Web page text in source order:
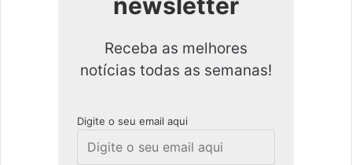
Receba as melhores
notícias todas as semanas!
Digite o seu email aqui